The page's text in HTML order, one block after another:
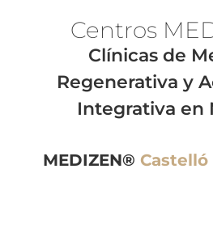
Centros
Clínicas de
Regenerativa y
Integrativa en
MEDIZEN® Castelló